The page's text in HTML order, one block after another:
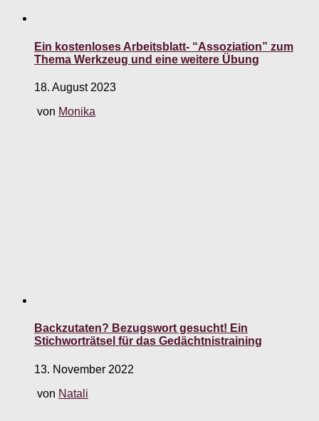
Ein kostenloses Arbeitsblatt- “Assoziation” zum
Thema Werkzeug und eine weitere Übung
18. August 2023
von Monika
Backzutaten? Bezugswort gesucht! Ein
Stichworträtsel für das Gedächtnistraining
13. November 2022
von Natali